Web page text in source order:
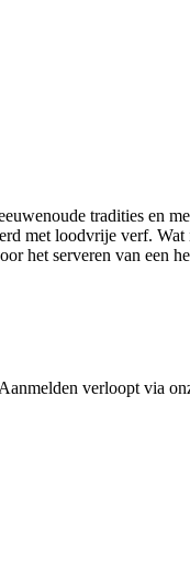
tradities en
met loodvrije verf.
het serveren van
verloopt via